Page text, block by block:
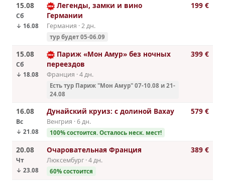
15.08
Сб
↓ 16.08
Легенды, замки и вино
Германии
Германия · 2 дн.
тур будет 05-06.09
199 €
15.08
Сб
↓ 18.08
Париж «Мон Амур» без ночных
переездов
Франция · 4 дн.
Есть тур Париж "Мон Амур" 07-10.08 и 21-
24.08
399 €
16.08
Вс
↓ 21.08
Дунайский круиз: с долиной Вахау
Венгрия · 6 дн.
100% cостоится. Осталось неск. мест!
579 €
20.08
Чт
↓ 23.08
Очаровательная Франция
Люксембург · 4 дн.
60% cостоится
389 €